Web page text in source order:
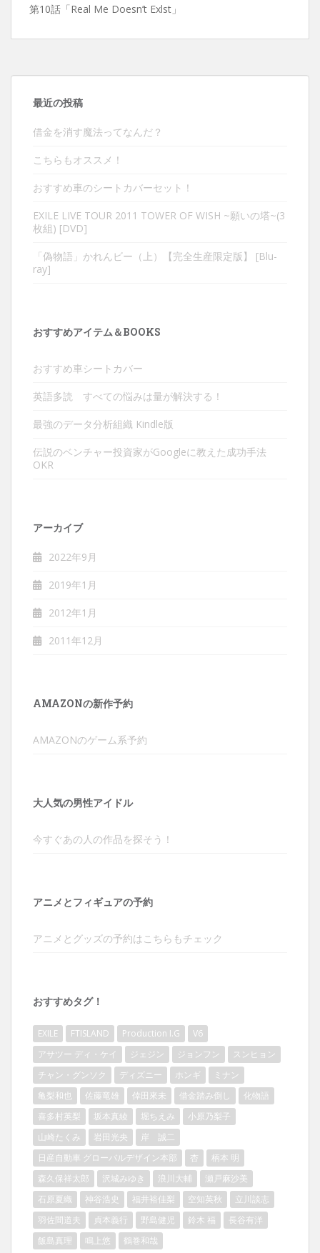
第10話「Real Me Doesn’t Exlst」
最近の投稿
借金を消す魔法ってなんだ？
こちらもオススメ！
おすすめ車のシートカバーセット！
EXILE LIVE TOUR 2011 TOWER OF WISH ~願いの塔~(3
枚組) [DVD]
「偽物語」かれんビー（上）【完全生産限定版】 [Blu-
ray]
おすすめアイテム＆BOOKS
おすすめ車シートカバー
英語多読 すべての悩みは量が解決する！
最強のデータ分析組織 Kindle版
伝説のベンチャー投資家がGoogleに教えた成功手法
OKR
アーカイブ
2022年9月
2019年1月
2012年1月
2011年12月
AMAZONの新作予約
AMAZONのゲーム系予約
大人気の男性アイドル
今すぐあの人の作品を探そう！
アニメとフィギュアの予約
アニメとグッズの予約はこちらもチェック
おすすめタグ！
EXILE FTISLAND Production I.G
V6
アサツー ディ・ケイ
ジェジン ジョンフン
スンヒョン
チャン・グンソク
ディズニー ホンギ
ミナン
亀梨和也
佐藤竜雄 倖田來未 借金踏み倒し
化物語
喜多村英梨
坂本真綾 堀ちえみ
小原乃梨子
山崎たくみ
岩田光央
岸 誠二
日産自動車 グローバルデザイン本部
杏
柄本 明
森久保祥太郎
沢城みゆき 浪川大輔
瀬戸麻沙美
石原夏織
神谷浩史 福井裕佳梨 空知英秋
立川談志
羽佐間道夫
貞本義行 野島健児 鈴木 福
長谷有洋
飯島真理
鳴上悠 鶴巻和哉